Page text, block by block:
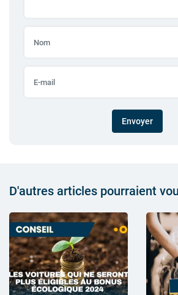
Envoyer
D'autres articles pourraient